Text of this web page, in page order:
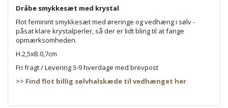
Dråbe smykkesæt med krystal
Flot feminint smykkesæt med øreringe og vedhæng i sølv -
påsat klare krystalperler, så der er lidt bling til at fange
opmærksomheden.
H.2,5xB.0,7cm
Fri fragt / Levering 3-9 hverdage med brevpost
>> Find flot billig sølvhalskæde til vedhænget her